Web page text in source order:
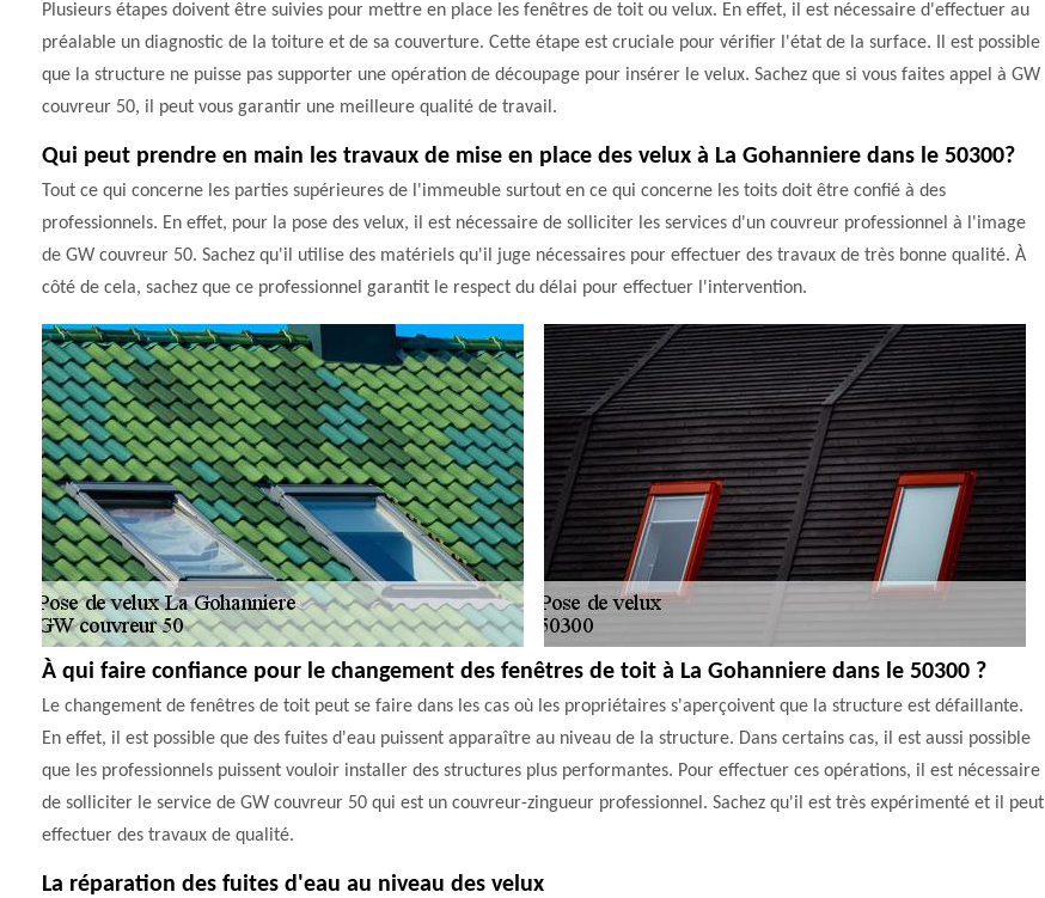
Plusieurs étapes doivent être suivies pour mettre en place les fenêtres de toit ou velux. En effet, il est nécessaire d'effectuer au
préalable un diagnostic de la toiture et de sa couverture. Cette étape est cruciale pour vérifier l'état de la surface. Il est possible
que la structure ne puisse pas supporter une opération de découpage pour insérer le velux. Sachez que si vous faites appel à GW
couvreur 50, il peut vous garantir une meilleure qualité de travail.
Qui peut prendre en main les travaux de mise en place des velux à La Gohanniere dans le 50300?
Tout ce qui concerne les parties supérieures de l'immeuble surtout en ce qui concerne les toits doit être confié à des
professionnels. En effet, pour la pose des velux, il est nécessaire de solliciter les services d'un couvreur professionnel à l'image
de GW couvreur 50. Sachez qu'il utilise des matériels qu'il juge nécessaires pour effectuer des travaux de très bonne qualité. À
côté de cela, sachez que ce professionnel garantit le respect du délai pour effectuer l'intervention.
À qui faire confiance pour le changement des fenêtres de toit à La Gohanniere dans le 50300 ?
Le changement de fenêtres de toit peut se faire dans les cas où les propriétaires s'aperçoivent que la structure est défaillante.
En effet, il est possible que des fuites d'eau puissent apparaître au niveau de la structure. Dans certains cas, il est aussi possible
que les professionnels puissent vouloir installer des structures plus performantes. Pour effectuer ces opérations, il est nécessaire
de solliciter le service de GW couvreur 50 qui est un couvreur-zingueur professionnel. Sachez qu'il est très expérimenté et il peut
effectuer des travaux de qualité.
La réparation des fuites d'eau au niveau des velux